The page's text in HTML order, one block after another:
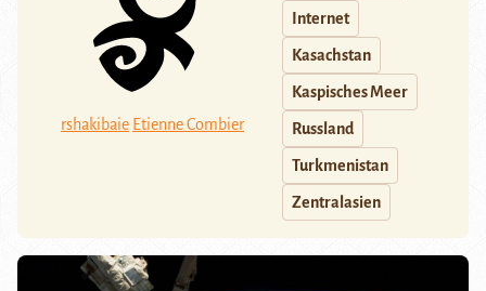
rshakibaie Etienne Combier
Internet
Kasachstan
Kaspisches Meer
Russland
Turkmenistan
Zentralasien